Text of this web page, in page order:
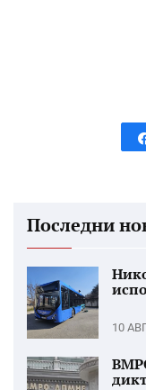
Последни
10